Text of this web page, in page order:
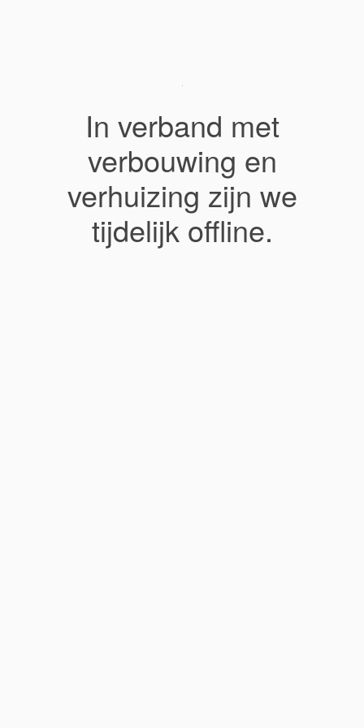
In verband met
verbouwing en
verhuizing zijn we
tijdelijk offline.